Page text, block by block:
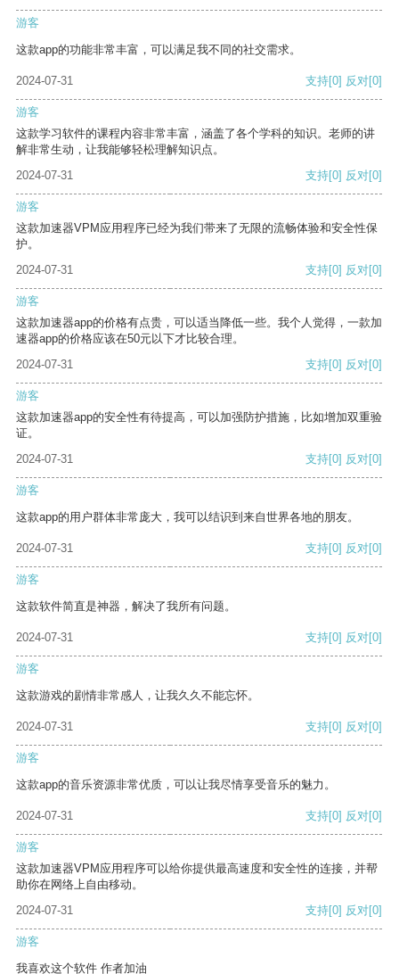
游客
这款app的功能非常丰富，可以满足我不同的社交需求。
2024-07-31 支持[0] 反对[0]
游客
这款学习软件的课程内容非常丰富，涵盖了各个学科的知识。老师的讲
解非常生动，让我能够轻松理解知识点。
2024-07-31
支持[0] 反对[0]
游客
这款加速器VPM应用程序已经为我们带来了无限的流畅体验和安全性保
护。
2024-07-31
支持[0] 反对[0]
游客
这款加速器app的价格有点贵，可以适当降低一些。我个人觉得，一款加
速器app的价格应该在50元以下才比较合理。
2024-07-31
支持[0] 反对[0]
游客
这款加速器app的安全性有待提高，可以加强防护措施，比如增加双重验
证。
2024-07-31
支持[0] 反对[0]
游客
这款app的用户群体非常庞大，我可以结识到来自世界各地的朋友。
2024-07-31 支持[0] 反对[0]
游客
这款软件简直是神器，解决了我所有问题。
2024-07-31 支持[0] 反对[0]
游客
这款游戏的剧情非常感人，让我久久不能忘怀。
2024-07-31 支持[0] 反对[0]
游客
这款app的音乐资源非常优质，可以让我尽情享受音乐的魅力。
2024-07-31 支持[0] 反对[0]
游客
这款加速器VPM应用程序可以给你提供最高速度和安全性的连接，并帮
助你在网络上自由移动。
2024-07-31
支持[0] 反对[0]
游客
我喜欢这个软件 作者加油